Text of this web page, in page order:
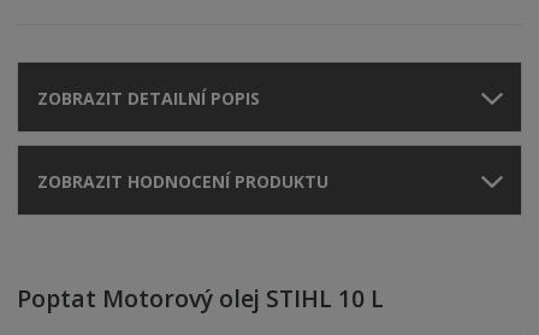
ZOBRAZIT DETAILNÍ POPIS
ZOBRAZIT HODNOCENÍ PRODUKTU
Poptat Motorový olej STIHL 10 L